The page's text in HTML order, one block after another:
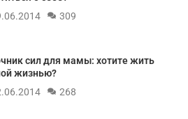
309
сил для мамы: хотите жить
жизнью?
268